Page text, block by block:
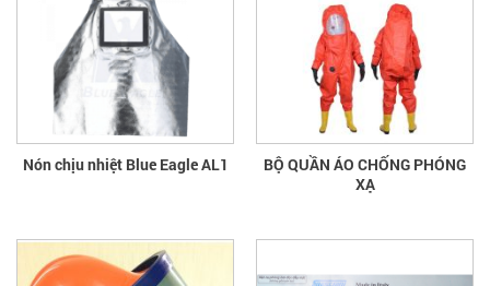
Nón chịu nhiệt Blue Eagle AL1
BỘ QUẦN ÁO CHỐNG PHÓNG
XẠ